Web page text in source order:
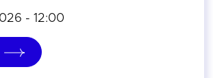
- 12:00